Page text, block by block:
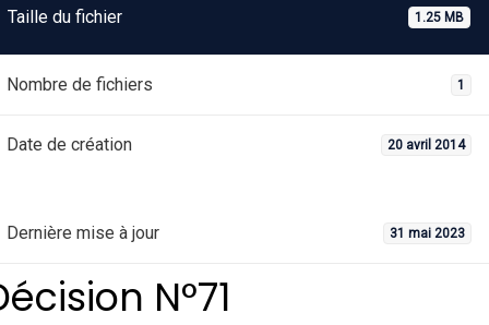
Taille du fichier 1.25 MB
Nombre de fichiers 1
Date de création 20 avril 2014
Dernière mise à jour 31 mai 2023
N°71